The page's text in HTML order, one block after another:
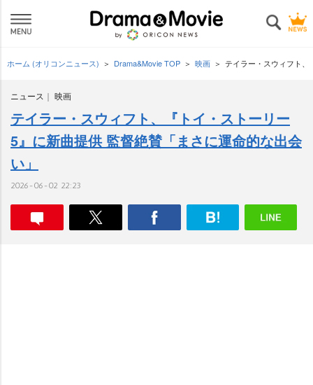
ホーム (オリコンニュース) Drama&Movie TOP 映画 テイラー・スウィフト
ニュース 映画
テイラー・スウィフト、『トイ・ストーリー
5』に新曲提供 監督絶賛「まさに運命的な出会
い」
2026-06-02 22:23